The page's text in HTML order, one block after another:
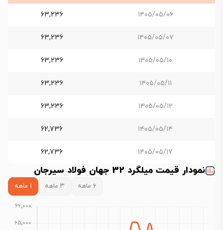
۱۴۰۵/۰۵/۰۶ 63,236
۱۴۰۵/۰۵/۰۷ 63,236
۱۴۰۵/۰۵/۱۰ 63,236
۱۴۰۵/۰۵/۱۱ 63,236
۱۴۰۵/۰۵/۱۲ 63,236
۱۴۰۵/۰۵/۱۴ 62,736
۱۴۰۵/۰۵/۱۷ 62,736
نمودار قیمت میلگرد 32 جهان فولاد سیرجان
۶ ماهه ۳ ماهه ۱ ماهه